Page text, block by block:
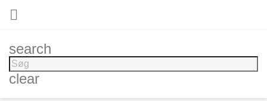

search
clear